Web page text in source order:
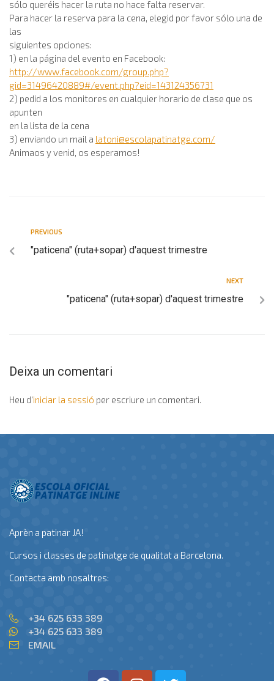
sólo queréis hacer la ruta no hace falta reservar.
Para hacer la reserva para la cena, elegid por favor sólo una de
las
siguientes opciones:
1) en la página del evento en Facebook:
http://www.facebook.com/group.php?
gid=31496420889#/event.php?eid=143124356731
2) pedid a los monitores en cualquier horario de clase que os
apunten
en la lista de la cena
3) enviando un mail a latoni@escolapatinatge.com/
Animaos y venid, os esperamos!
PREVIOUS
"paticena" (ruta+sopar) d'aquest trimestre
NEXT
"paticena" (ruta+sopar) d'aquest trimestre
Deixa un comentari
Heu d'iniciar la sessió per escriure un comentari.
Aprèn a patinar JA!
Cursos i classes de patinatge de qualitat a Barcelona.
Contacta amb nosaltres:
+34 625 633 389
+34 625 633 389
EMAIL